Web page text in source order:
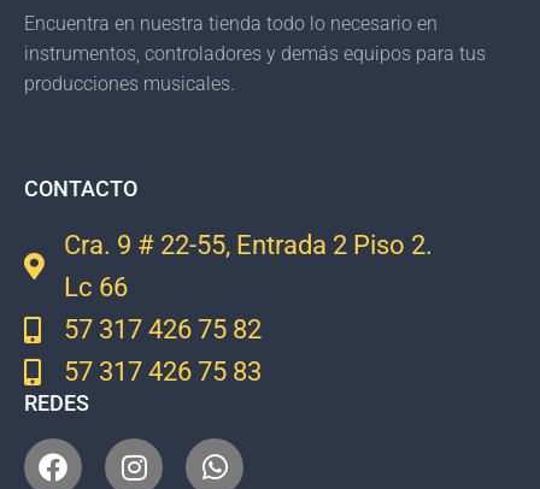
Encuentra en nuestra tienda todo lo necesario en
instrumentos, controladores y demás equipos para tus
producciones musicales.
CONTACTO
Cra. 9 # 22-55, Entrada 2 Piso 2.
Lc 66
57 317 426 75 82
57 317 426 75 83
REDES